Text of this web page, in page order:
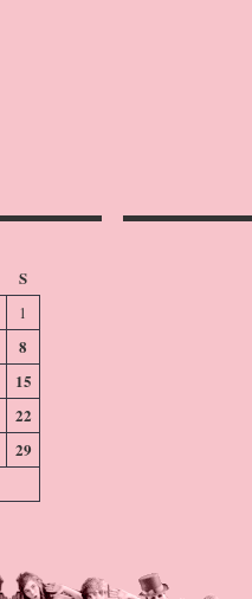
S
1
8
15
22
29